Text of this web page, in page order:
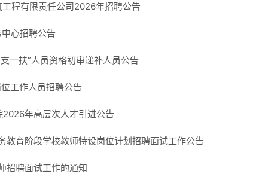
程有限责任公司2026年招聘公告
心招聘公告
一扶”人员资格初审递补人员公告
工作人员招聘公告
年高层次人才引进公告
教育阶段学校教师特设岗位计划招聘面试工作公告
招聘面试工作的通知